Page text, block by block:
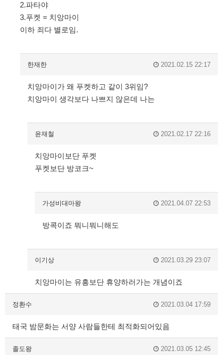
2.파타야
3.푸켓 = 치앙마이
이하 죄다 별로임.
한재한 2021.02.15 22:17
치앙마이가 왜 푸켓하고 같이 3위임?
치앙마이 생각보다 나쁘지 않은데 나는
윤재철 2021.02.17 22:16
치앙마이보단 푸켓
푸켓보단 방코크~
가성비대마왕 2021.04.07 22:53
방콕이죠 뭐니뭐니해도
이기상 2021.03.29 23:07
치앙마이는 유흥보단 휴양하러가는 개념이죠
정환수 2021.03.04 17:59
태국 밤문화는 서양 사람들한테 최적화되어있음
졸도왕 2021.03.05 12:45